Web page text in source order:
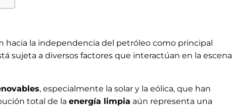
hacia la independencia del petróleo como principal
sujeta a diversos factores que interactúan en la escena
, especialmente la solar y la eólica, que han
total de la energía limpia aún representa una